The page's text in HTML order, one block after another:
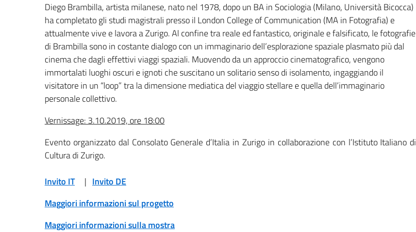
Diego Brambilla, artista milanese, nato nel 1978, dopo un BA in Sociologia (Milano, Università Bicocca)
ha completato gli studi magistrali presso il London College of Communication (MA in Fotografia) e
attualmente vive e lavora a Zurigo. Al confine tra reale ed fantastico, originale e falsificato, le fotografie
di Brambilla sono in costante dialogo con un immaginario dell’esplorazione spaziale plasmato più dal
cinema che dagli effettivi viaggi spaziali. Muovendo da un approccio cinematografico, vengono
immortalati luoghi oscuri e ignoti che suscitano un solitario senso di isolamento, ingaggiando il
visitatore in un “loop” tra la dimensione mediatica del viaggio stellare e quella dell’immaginario
personale collettivo.
Vernissage: 3.10.2019, ore 18:00
Evento organizzato dal Consolato Generale d’Italia in Zurigo in collaborazione con l’Istituto Italiano di
Cultura di Zurigo.
Invito IT| Invito DE
Maggiori informazioni sul progetto
Maggiori informazioni sulla mostra